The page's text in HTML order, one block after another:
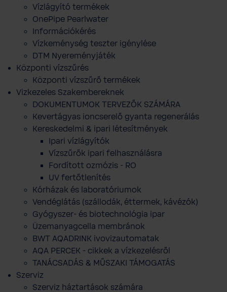
Vízlágyító termékek
OnePipe Pearlwater
Információkérés
Vízkeménység teszter igénylése
DTM Nyereményjáték
Központi vízszűrés
Központi vízszűrő termékek
Vizkezeles Szakembereknek
DOKUMENTUMOK TERVEZŐK SZÁMÁRA
Kevertágyas ioncserelő gyanta regenerálás
Kereskedelmi & ipari létesítmények
Ipari vízlágyítók
Vízszűrők ipari felhasználásra
Fordított ozmózis - RO
UV fertőtlenítés
Kórházak és laboratóriumok
Vendéglátás (szállodák, éttermek, kávézók)
Gyógyszer- és biotechnológia ipar
Üzemanyagcella membránok
BWT AQADRINK ivovizautomatak
AQA PERCEK - cikkek a vízkezelésről
TANÁCSADÁS & MŰSZAKI TÁMOGATÁS
Szerviz
Szerviz háztartások számára